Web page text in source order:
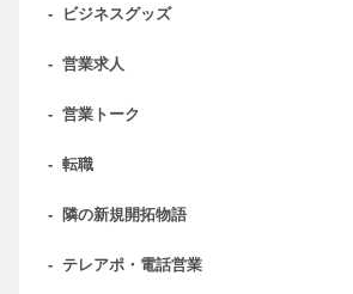
- ビジネスグッズ
- 営業求人
- 営業トーク
- 転職
- 隣の新規開拓物語
- テレアポ・電話営業